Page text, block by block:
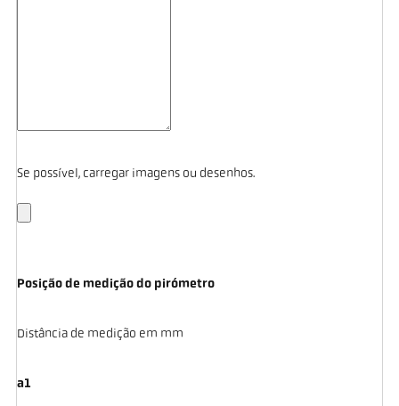
Se possível, carregar imagens ou desenhos.
Posição de medição do pirómetro
Distância de medição em mm
a1